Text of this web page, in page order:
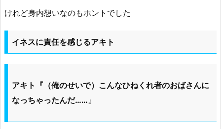
けれど身内想いなのもホントでした
イネスに責任を感じるアキト
アキト『（俺のせいで）こんなひねくれ者のおばさんに
なっちゃったんだ……』